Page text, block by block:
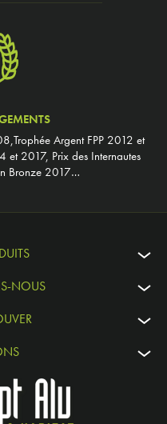
Argent FPP 2012 et
2017, Prix des Internautes
Bronze 2017…
NOUS